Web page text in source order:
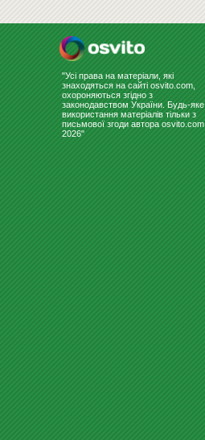
СМАРТФОНИ І ТЕЛЕФОНИ
"Усі права на матеріали, які
знаходяться на сайті osvito.com,
охороняються згідно з
законодавством України. Будь-яке
використання матеріалів тільки з
письмової згоди автора osvito.com
2026"